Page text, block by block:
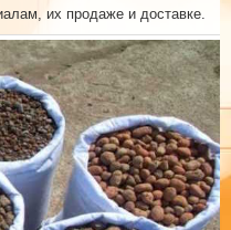
их продаже и доставке.